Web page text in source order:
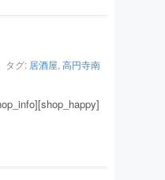
タグ: 居酒屋, 高円寺南